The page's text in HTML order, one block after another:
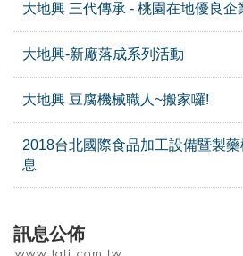
大地興 三代傳承 - 桃園在地優良企
大地興-新廠落成系列活動
大地興 豆腐機械職人~搬家囉!
2018台北國際食品加工設備暨製
息
訊息公佈